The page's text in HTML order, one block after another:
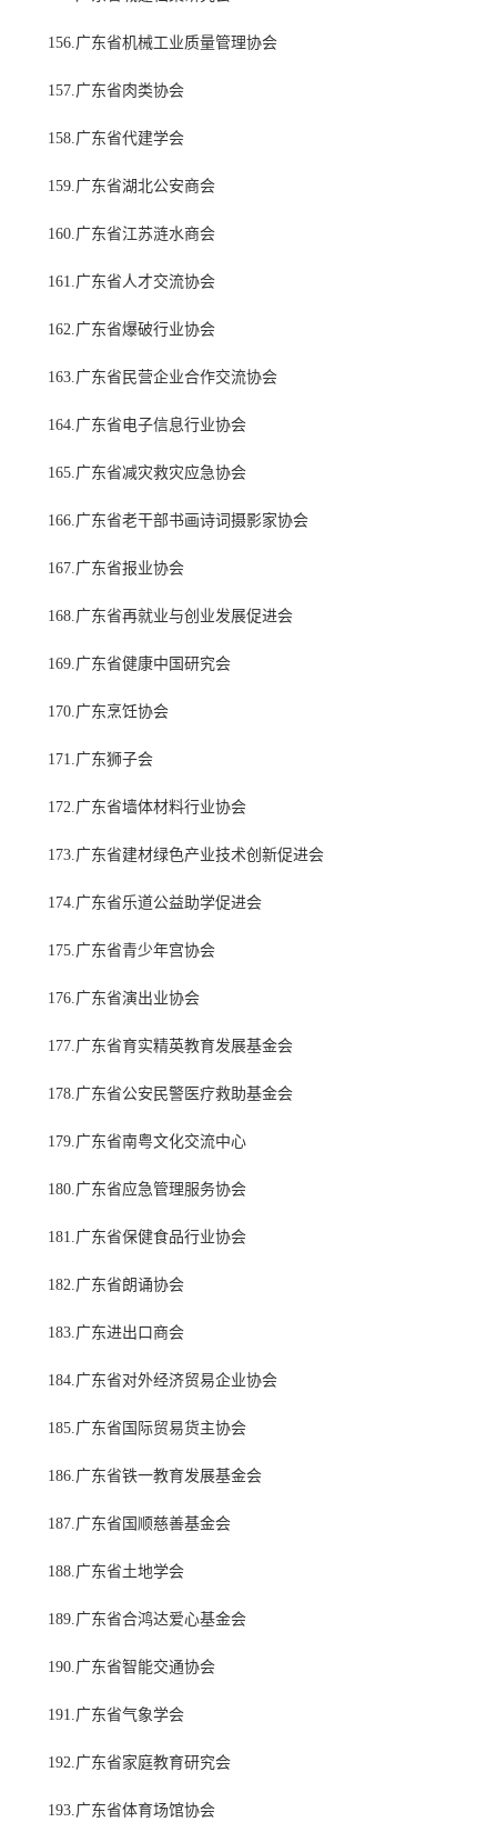
156.广东省机械工业质量管理协会
157.广东省肉类协会
158.广东省代建学会
159.广东省湖北公安商会
160.广东省江苏涟水商会
161.广东省人才交流协会
162.广东省爆破行业协会
163.广东省民营企业合作交流协会
164.广东省电子信息行业协会
165.广东省减灾救灾应急协会
166.广东省老干部书画诗词摄影家协会
167.广东省报业协会
168.广东省再就业与创业发展促进会
169.广东省健康中国研究会
170.广东烹饪协会
171.广东狮子会
172.广东省墙体材料行业协会
173.广东省建材绿色产业技术创新促进会
174.广东省乐道公益助学促进会
175.广东省青少年宫协会
176.广东省演出业协会
177.广东省育实精英教育发展基金会
178.广东省公安民警医疗救助基金会
179.广东省南粤文化交流中心
180.广东省应急管理服务协会
181.广东省保健食品行业协会
182.广东省朗诵协会
183.广东进出口商会
184.广东省对外经济贸易企业协会
185.广东省国际贸易货主协会
186.广东省铁一教育发展基金会
187.广东省国顺慈善基金会
188.广东省土地学会
189.广东省合鸿达爱心基金会
190.广东省智能交通协会
191.广东省气象学会
192.广东省家庭教育研究会
193.广东省体育场馆协会